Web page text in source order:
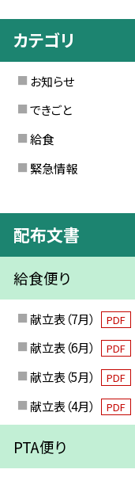
カテゴリ
お知らせ
できごと
給食
緊急情報
配布文書
給食便り
献立表（7月） PDF
献立表（6月）
PDF
献立表（5月）
PDF
献立表（4月） PDF
PTA便り